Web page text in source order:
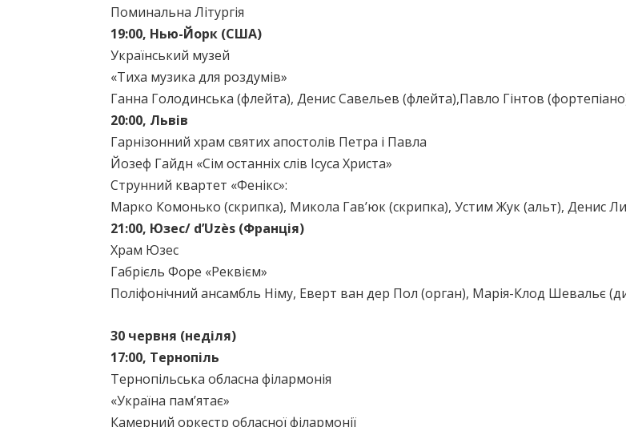
Поминальна Літургія
19:00, Нью-Йорк (США)
Український музей
«Тиха музика для роздумів»
Ганна Голодинська (флейта), Денис Савельев (флейта),Павло Гінтов
20:00, Львів
Гарнізонний храм святих апостолів Петра і Павла
Йозеф Гайдн «Сім останніх слів Ісуса Христа»
Струнний квартет «Фенікс»:
Марко Комонько (скрипка), Микола Гав’юк (скрипка), Устим Жук (альт), Денис
21:00, Юзес/ d’Uzès (Франція)
Храм Юзес
Габрієль Форе «Реквієм»
Поліфонічний ансамбль Німу, Еверт ван дер Пол (орган), Марія-Клод Шевальє
30 червня (неділя)
17:00, Тернопіль
Тернопільська обласна філармонія
«Україна пам’ятає»
Камерний оркестр обласної філармонії